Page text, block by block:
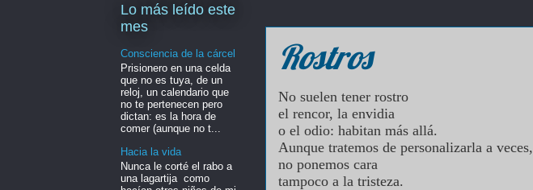
Rostros
No suelen tener rostro
el rencor, la envidia
o el odio: habitan más allá.
Aunque tratemos de personalizarla a veces,
no ponemos cara
tampoco a la tristeza.
Lo más leído este
mes
Consciencia de la cárcel
Prisionero en una celda
que no es tuya, de un
reloj, un calendario que
no te pertenecen pero
dictan: es la hora de
comer (aunque no t...
Hacia la vida
Nunca le corté el rabo a
una lagartija como